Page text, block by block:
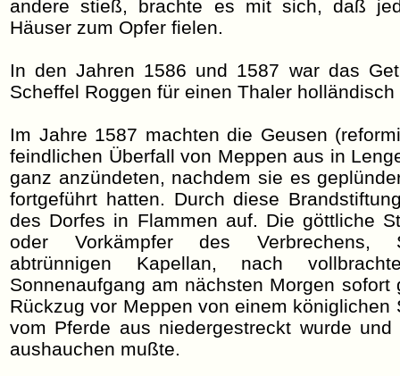
andere stieß, brachte es mit sich, daß
Häuser zum Opfer fielen.
In den Jahren 1586 und 1587 war das
Scheffel Roggen für einen Thaler
Im Jahre 1587 machten die Geusen
feindlichen Überfall von Meppen aus in
ganz anzündeten, nachdem sie es
fortgeführt hatten. Durch diese
des Dorfes in Flammen auf. Die göttliche
oder Vorkämpfer des Verbrechens,
abtrünnigen Kapellan, nach
Sonnenaufgang am nächsten Morgen sofort
Rückzug vor Meppen von einem königlichen
vom Pferde aus niedergestreckt wurde
aushauchen mußte.